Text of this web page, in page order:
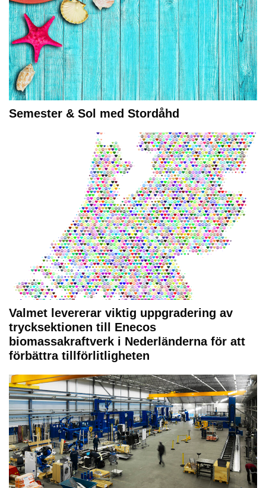
Semester & Sol med Stordåhd
Valmet levererar viktig uppgradering av
trycksektionen till Enecos
biomassakraftverk i Nederländerna för att
förbättra tillförlitligheten